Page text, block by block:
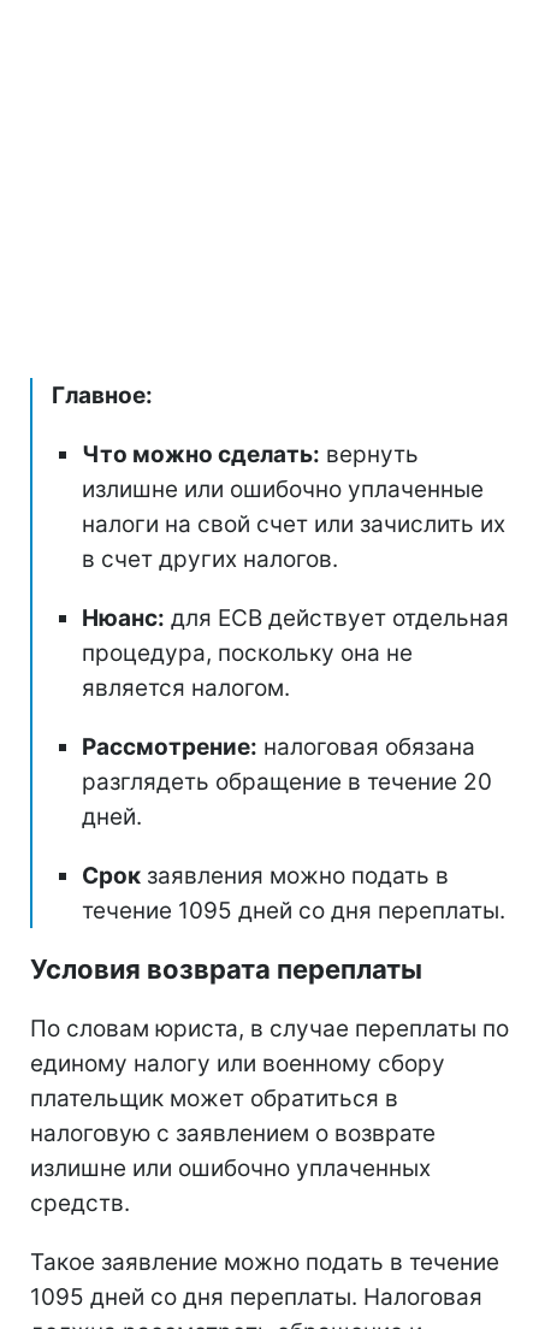
Главное:
Что можно сделать: вернуть
излишне или ошибочно уплаченные
налоги на свой счет или зачислить их
в счет других налогов.
Нюанс: для ЕСВ действует отдельная
процедура, поскольку она не
является налогом.
Рассмотрение: налоговая обязана
разглядеть обращение в течение 20
дней.
Срок заявления можно подать в
течение 1095 дней со дня переплаты.
Условия возврата переплаты
По словам юриста, в случае переплаты по
единому налогу или военному сбору
плательщик может обратиться в
налоговую с заявлением о возврате
излишне или ошибочно уплаченных
средств.
Такое заявление можно подать в течение
1095 дней со дня переплаты. Налоговая